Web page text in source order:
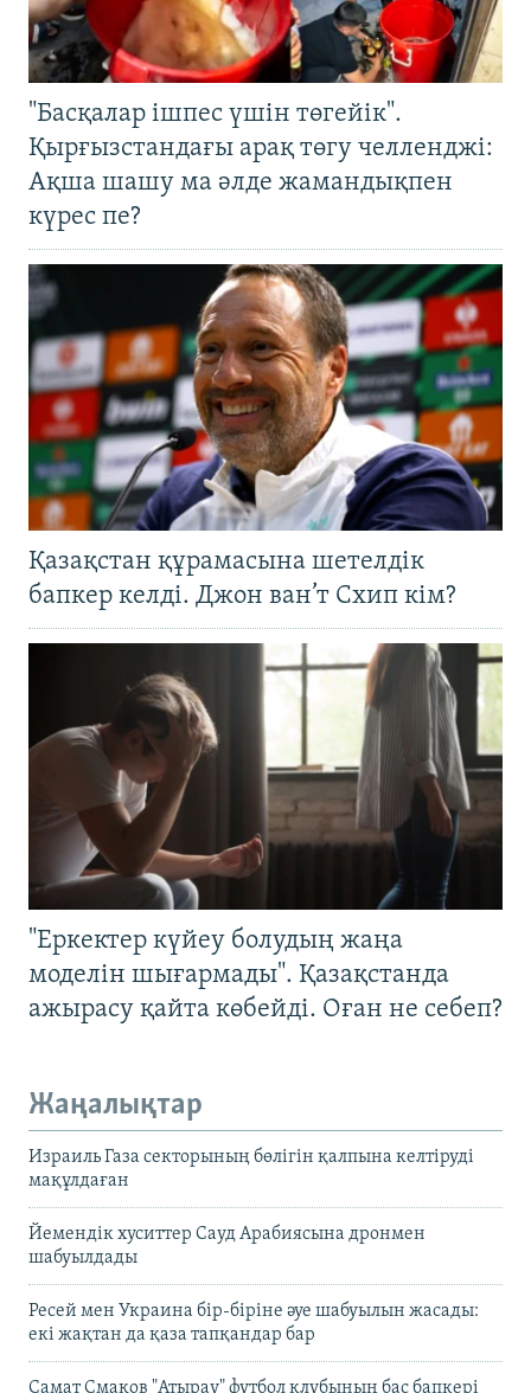
"Басқалар ішпес үшін төгейік".
Қырғызстандағы арақ төгу челленджі:
Ақша шашу ма әлде жамандықпен
күрес пе?
Қазақстан құрамасына шетелдік
бапкер келді. Джон ван’т Схип кім?
"Еркектер күйеу болудың жаңа
моделін шығармады". Қазақстанда
ажырасу қайта көбейді. Оған не себеп?
Жаңалықтар
Израиль Газа секторының бөлігін қалпына келтіруді
мақұлдаған
Йемендік хуситтер Сауд Арабиясына дронмен
шабуылдады
Ресей мен Украина бір-біріне әуе шабуылын жасады:
екі жақтан да қаза тапқандар бар
Самат Смақов "Атырау" футбол клубының бас бапкері